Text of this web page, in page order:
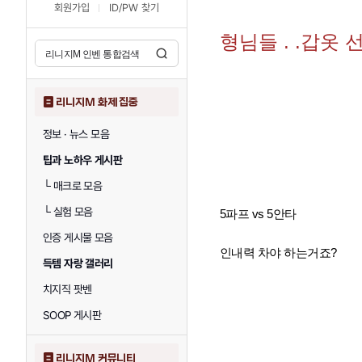
회원가입 ID/PW 찾기
리니지M 화제 집중
정보 · 뉴스 모음
팁과 노하우 게시판
└매크로 모음
└실험 모음
인증 게시물 모음
득템 자랑 갤러리
치지직 팟벤
SOOP 게시판
리니지M 커뮤니티
형님들 . .갑옷
5파프 vs 5안타
인내력 차야 하는거죠?